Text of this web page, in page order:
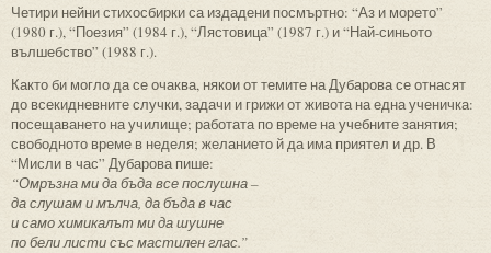
Четири нейни стихосбирки са издадени посмъртно: “Аз и морето”
(1980 г.), “Поезия” (1984 г.), “Лястовица” (1987 г.) и “Най-синьото
вълшебство” (1988 г.).
Както би могло да се очаква, някои от темите на Дубарова се отнасят
до всекидневните случки, задачи и грижи от живота на една ученичка:
посещаването на училище; работата по време на учебните занятия;
свободното време в неделя; желанието й да има приятел и др. В
“Мисли в час” Дубарова пише:
“Омръзна ми да бъда все послушна –
да слушам и мълча, да бъда в час
и само химикалът ми да шушне
по бели листи със мастилен глас.”